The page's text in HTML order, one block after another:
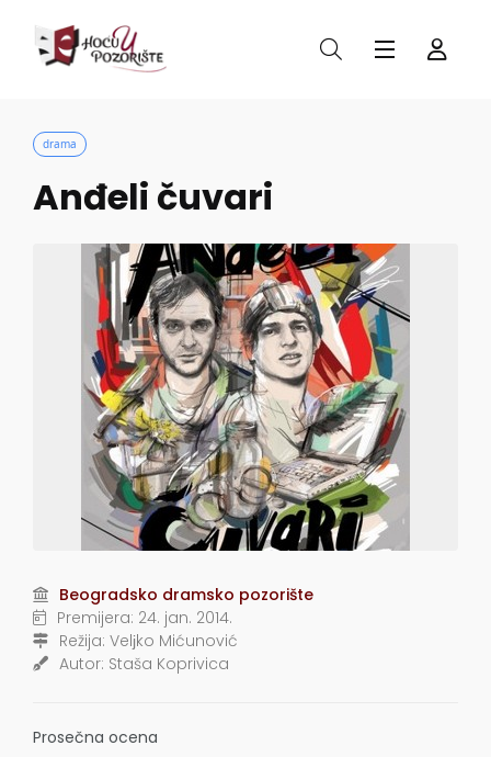
drama
Anđeli čuvari
Beogradsko dramsko pozorište
Premijera: 24. jan. 2014.
Režija: Velјko Mićunović
Autor: Staša Koprivica
Prosečna ocena